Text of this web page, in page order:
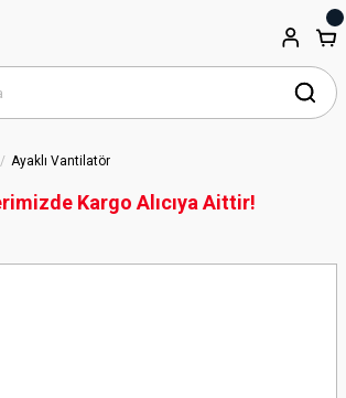
Ayaklı Vantilatör
Kargo Alıcıya Aittir!